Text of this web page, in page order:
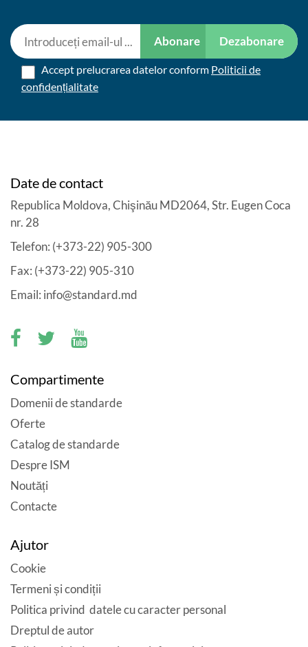
Abonare Dezabonare
Accept prelucrarea datelor conform Politicii de
confidențialitate
Date de contact
Republica Moldova, Chişinău MD2064, Str. Eugen Coca
nr. 28
Telefon: (+373-22) 905-300
Fax: (+373-22) 905-310
Email: info@standard.md
Compartimente
Domenii de standarde
Oferte
Catalog de standarde
Despre ISM
Noutăți
Contacte
Ajutor
Cookie
Termeni și condiții
Politica privind datele cu caracter personal
Dreptul de autor